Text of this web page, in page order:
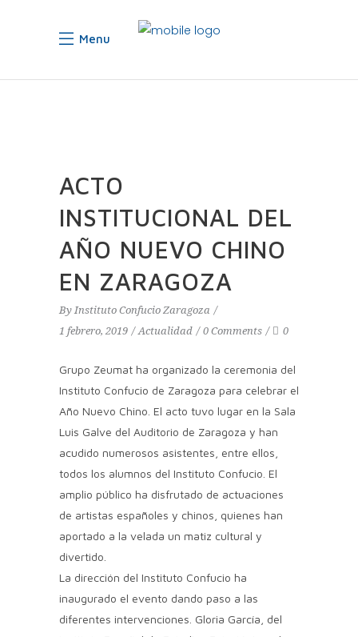
Menu
ACTO
INSTITUCIONAL DEL
AÑO NUEVO CHINO
EN ZARAGOZA
By Instituto Confucio Zaragoza
1 febrero, 2019
Actualidad 0 Comments 0
Grupo Zeumat ha organizado la ceremonia del
Instituto Confucio de Zaragoza para celebrar el
Año Nuevo Chino. El acto tuvo lugar en la Sala
Luis Galve del Auditorio de Zaragoza y han
acudido numerosos asistentes, entre ellos,
todos los alumnos del Instituto Confucio. El
amplio público ha disfrutado de actuaciones
de artistas españoles y chinos, quienes han
aportado a la velada un matiz cultural y
divertido.
La dirección del Instituto Confucio ha
inaugurado el evento dando paso a las
diferentes intervenciones. Gloria García, del